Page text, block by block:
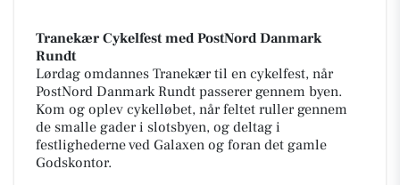
Tranekær Cykelfest med PostNord Danmark
Rundt
Lørdag omdannes Tranekær til en cykelfest, når
PostNord Danmark Rundt passerer gennem byen.
Kom og oplev cykelløbet, når feltet ruller gennem
de smalle gader i slotsbyen, og deltag i
festlighederne ved Galaxen og foran det gamle
Godskontor.